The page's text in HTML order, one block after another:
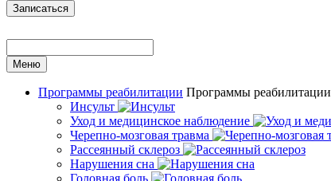
Записаться
Меню
Программы реабилитации Программы реабилитации
Инсульт
Уход и медицинское наблюдение
Черепно-мозговая травма
Рассеянный склероз
Нарушения сна
Головная боль